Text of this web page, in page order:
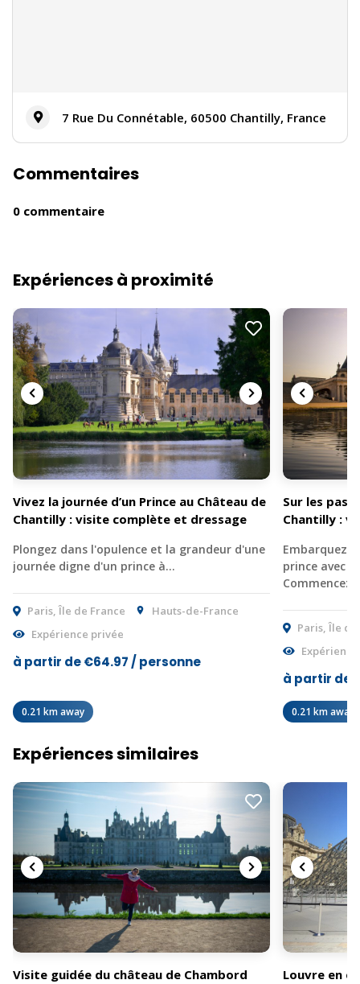
7 Rue Du Connétable, 60500 Chantilly, France
Commentaires
0 commentaire
Expériences à proximité
Vivez la journée d’un Prince au Château de
Chantilly : visite complète et dressage
Plongez dans l'opulence et la grandeur d'une
journée digne d'un prince à…
Paris, Île de France
Hauts-de-France
Expérience privée
à partir de €64.97 / personne
0.21 km away
Sur les pas
Chantilly :
Embarquez
prince avec
Paris, Île
à partir de
0.21 km away
Expériences similaires
Visite guidée du château de Chambord Louvre en